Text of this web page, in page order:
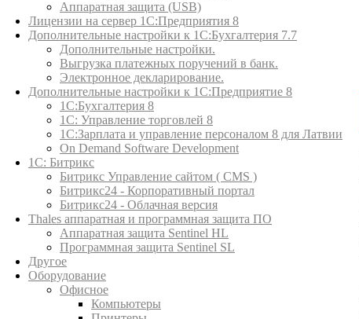
Аппаратная защита (USB)
Лицензии на сервер 1С:Предприятия 8
Дополнительные настройки к 1С:Бухгалтерия 7.7
Дополнительные настройки.
Выгрузка платежных поручений в банк.
Электронное декларирование.
Дополнительные настройки к 1С:Предприятие 8
1С:Бухгалтерия 8
1C: Управление торговлей 8
1С:Зарплата и управление персоналом 8 для Латвии
On Demand Software Development
1С: Битрикс
Битрикс Управление сайтом ( CMS )
Битрикс24 - Корпоративный портал
Битрикс24 - Облачная версия
Thales аппаратная и программная защита ПО
Аппаратная защита Sentinel HL
Программная защита Sentinel SL
Другое
Оборудование
Офисное
Компьютеры